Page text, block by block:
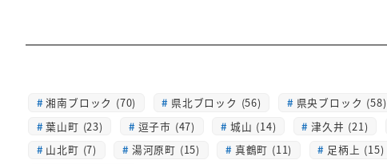
湘南ブロック (70) 県北ブロック (56) 県央ブロック (58)
葉山町 (23)
逗子市 (47) 城山 (14) 津久井 (21)
山北町 (7)
湯河原町 (15) 真鶴町 (11) 足柄上 (15)